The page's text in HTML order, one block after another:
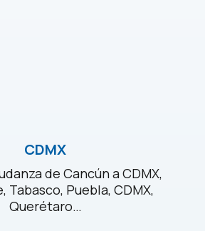
CDMX
de Cancún a CDMX,
Tabasco, Puebla, CDMX,
Querétaro…